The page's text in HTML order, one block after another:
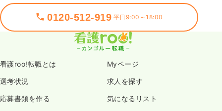
0120-512-919 平日9:00～18:00
看護roo!転職とは Myページ
選考状況 求人を探す
応募書類を作る 気になるリスト